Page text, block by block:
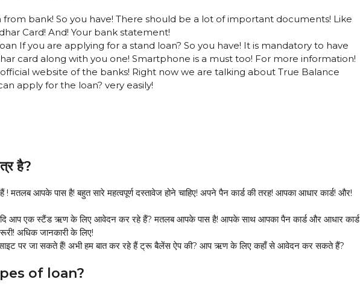
bank! So you have! There should be a lot of important documents! Like
Card! And! Your bank statement!
If you are applying for a stand loan? So you have! It is mandatory to have
card along with you one! Smartphone is a must too! For more information!
website of the banks! Right now we are talking about True Balance
apply for the loan? very easily!
है?
आपके पास है! बहुत सारे महत्वपूर्ण दस्तावेज होने चाहिए! अपने पैन कार्ड की तरह! आपका आधार कार्ड! और!
आप एक स्टैंड ऋण के लिए आवेदन कर रहे हैं? मतलब आपके पास है! आपके साथ आपका पैन कार्ड और आधार कार्ड
अधिक जानकारी के लिए!
पर जा सकते हैं! अभी हम बात कर रहे हैं ट्रू बैलेंस ऐप की? आप ऋण के लिए कहाँ से आवेदन कर सकते हैं?
of loan?